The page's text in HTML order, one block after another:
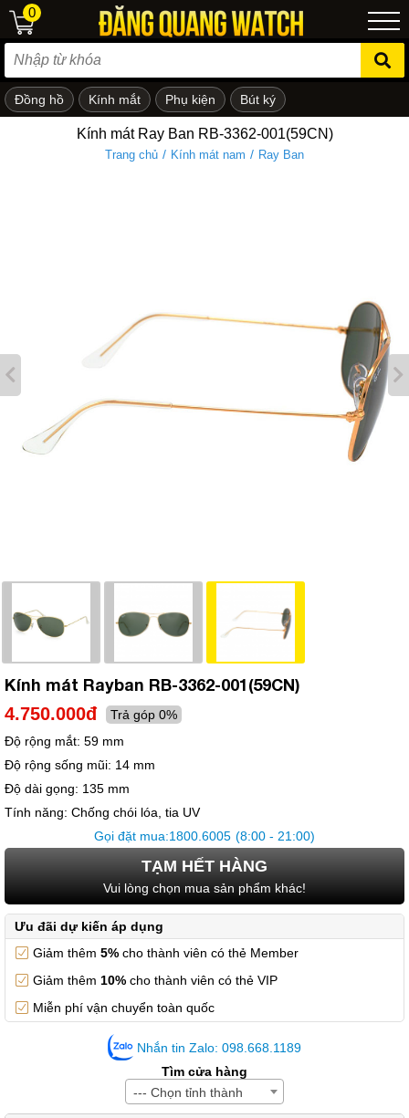
em
0
Đồng hồ Kính mắt Phụ kiện Bút ký
Kính mát Ray Ban RB-3362-001(59CN)
Trang chủ / Kính mát nam / Ray Ban
Kính mát Rayban RB-3362-001(59CN)
4.750.000đ
Trả góp 0%
Độ rộng mắt: 59 mm
Độ rộng sống mũi: 14 mm
Độ dài gọng: 135 mm
Tính năng: Chống chói lóa, tia UV
Gọi đặt mua:1800.6005 (8:00 - 21:00)
TẠM HẾT HÀNG
Vui lòng chọn mua sản phẩm khác!
Ưu đãi dự kiến áp dụng
Giảm thêm 5% cho thành viên có thẻ Member
Giảm thêm 10% cho thành viên có thẻ VIP
Miễn phí vận chuyển toàn quốc
Nhắn tin Zalo: 098.668.1189
Tìm cửa hàng
--- Chọn tỉnh thành